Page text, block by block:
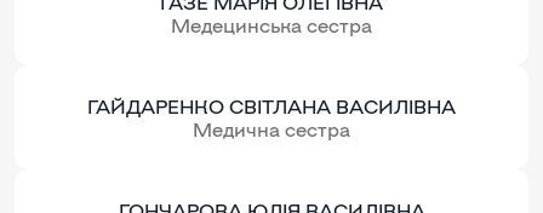
Медецинська сестра
ГАЙДАРЕНКО СВІТЛАНА ВАСИЛІВНА
Медична сестра